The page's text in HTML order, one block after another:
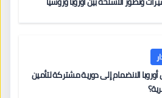
الانضمام إلى دورية مشتركة لتأمين